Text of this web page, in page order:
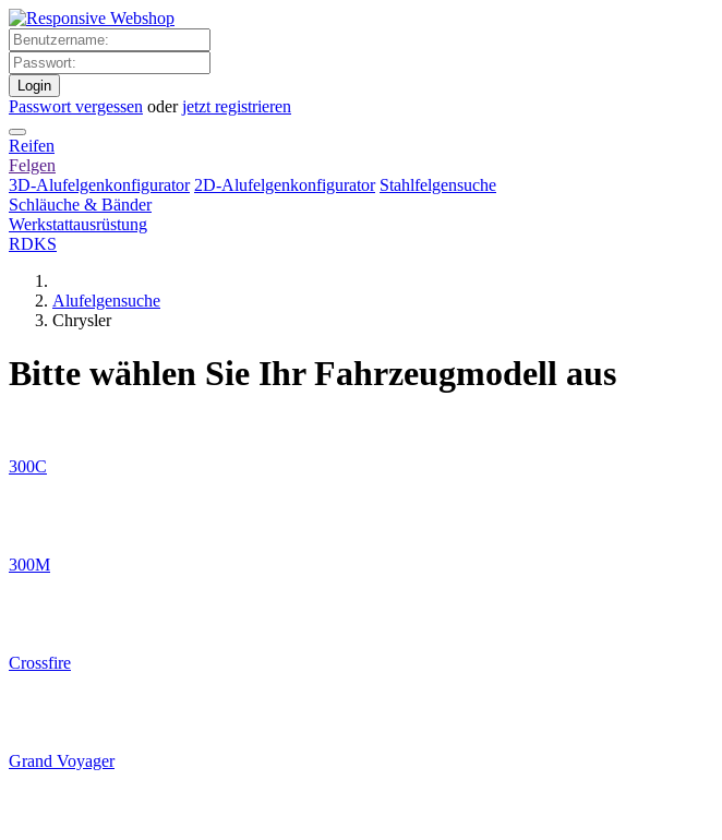
Login
Passwort vergessen oderjetzt registrieren
Reifen
Felgen
3D-Alufelgenkonfigurator 2D-Alufelgenkonfigurator Stahlfelgensuche
Schläuche & Bänder
Werkstattausrüstung
RDKS
Alufelgensuche
Chrysler
Bitte wählen Sie Ihr Fahrzeugmodell aus
300C
300M
Crossfire
Grand Voyager